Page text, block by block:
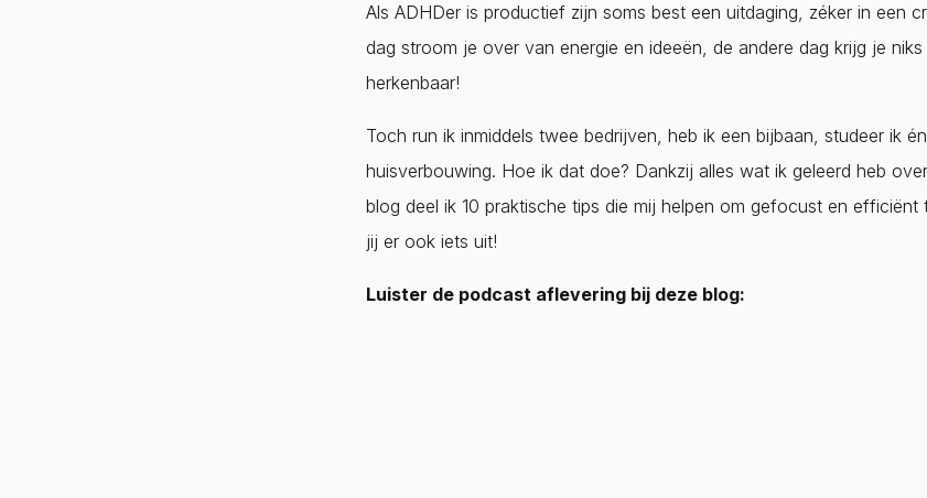
Als ADHDer is productief zijn soms best een uitdaging, zéker in een
dag stroom je over van energie en ideeën, de andere dag krijg je
herkenbaar!
Toch run ik inmiddels twee bedrijven, heb ik een bijbaan, studeer ik
huisverbouwing. Hoe ik dat doe? Dankzij alles wat ik geleerd heb
blog deel ik 10 praktische tips die mij helpen om gefocust en efficiënt
jij er ook iets uit!
Luister de podcast aflevering bij deze blog: